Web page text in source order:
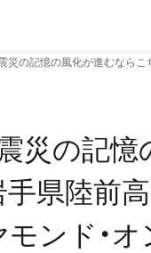
震災の記憶の風化が進むな
災の記
県陸前
ンド・